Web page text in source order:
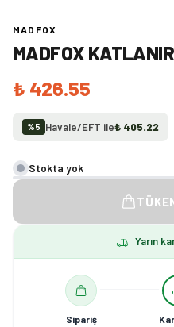
MADFOX
MADFOX
₺ 426.55
%5 Havale/EFT ile₺ 405.22
Stokta yok
Yarın
Sipariş